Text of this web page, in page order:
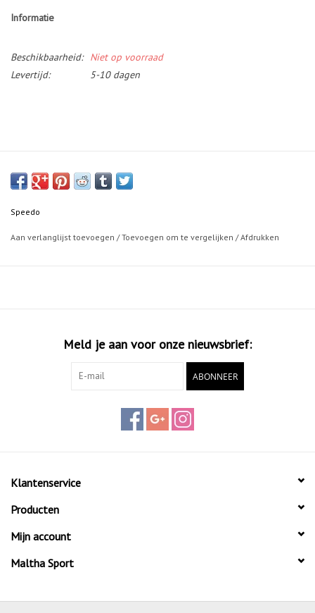
Informatie
Beschikbaarheid:
Niet op voorraad
Levertijd:
5-10 dagen
Speedo
Aan verlanglijst toevoegen /Toevoegen om te vergelijken /Afdrukken
Meld je aan voor onze nieuwsbrief:
ABONNEER
Klantenservice
Producten
Mijn account
Maltha Sport